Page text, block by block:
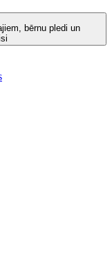
bērnu pledi un